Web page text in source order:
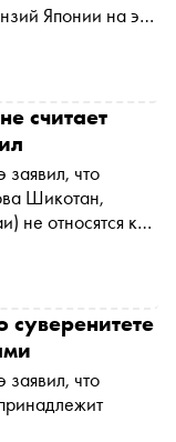
Японии на эти
считает
что
Шикотан,
не относятся к
что